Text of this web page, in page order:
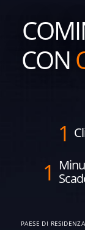
CON
1
1
PAESE DI RESIDENZA